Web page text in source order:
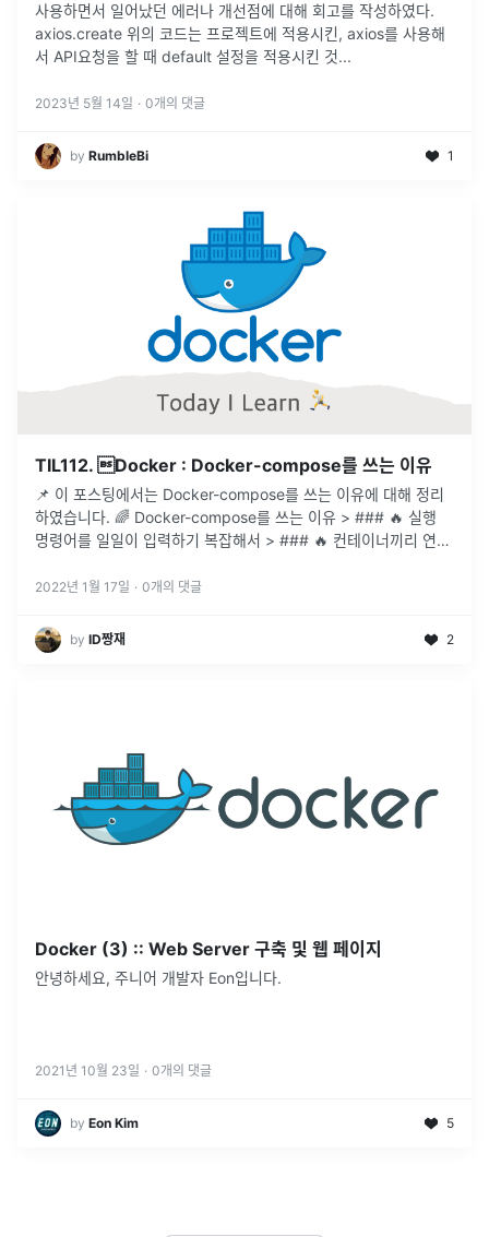
사용하면서 일어났던 에러나 개선점에 대해 회고를 작성하였다.
axios.create 위의 코드는 프로젝트에 적용시킨, axios를 사용해
서 API요청을 할 때 default 설정을 적용시킨 것...
2023년 5월 14일 · 0개의 댓글
by RumbleBi 1
TIL112. Docker : Docker-compose를 쓰는 이유
📌 이 포스팅에서는 Docker-compose를 쓰는 이유에 대해 정리
하였습니다. 🌈 Docker-compose를 쓰는 이유 > ### 🔥 실행
명령어를 일일이 입력하기 복잡해서 > ### 🔥 컨테이너끼리 연결
2022년 1월 17일 · 0개의 댓글
by ID짱재 2
Docker (3) :: Web Server 구축 및 웹 페이지
안녕하세요, 주니어 개발자 Eon입니다.
2021년 10월 23일 · 0개의 댓글
by Eon Kim 5